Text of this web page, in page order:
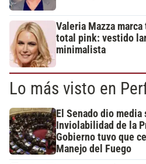
Valeria Mazza
total pink: vestido
minimalista
Lo más visto en
El Senado dio media
Inviolabilidad de la
Gobierno tuvo que
Manejo del Fuego